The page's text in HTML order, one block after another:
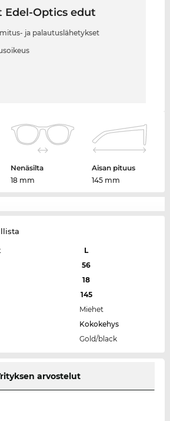
Edel-Optics edut
ja palautuslähetykset
Nenäsilta
18 mm
Aisan pituus
145 mm
L
56
18
145
Miehet
Kokokehys
Gold/black
arvostelut